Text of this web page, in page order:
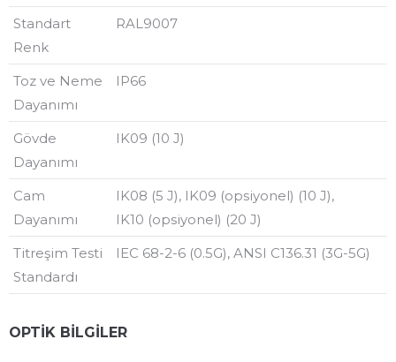
Standart
Renk
RAL9007
Toz ve Neme
Dayanımı
IP66
Gövde
Dayanımı
IK09 (10 J)
Cam
Dayanımı
IK08 (5 J), IK09 (opsiyonel) (10 J),
IK10 (opsiyonel) (20 J)
Titreşim Testi
Standardı
IEC 68-2-6 (0.5G), ANSI C136.31 (3G-5G)
OPTİK BİLGİLER